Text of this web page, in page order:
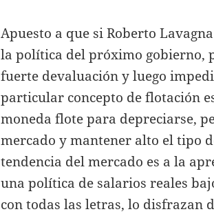
Apuesto a que si Roberto
la política del próximo gobierno,
fuerte devaluación y luego
particular concepto de flotación
moneda flote para depreciarse,
mercado y mantener alto el tipo
tendencia del mercado es a la
una política de salarios reales
con todas las letras, lo disfrazan